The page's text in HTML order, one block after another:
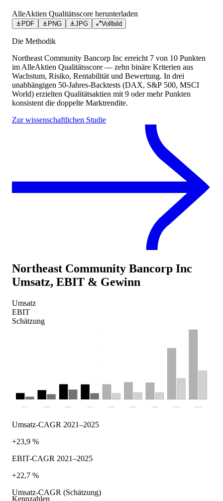
Kennzahlen
AlleAktien Qualitätsscore herunterladen
PDF PNG JPG Vollbild
Die Methodik
Northeast Community Bancorp Inc erreicht 7 von 10 Punkten
im AlleAktien Qualitätsscore — zehn binäre Kriterien aus
Wachstum, Risiko, Rentabilität und Bewertung. In drei
unabhängigen 50-Jahres-Backtests (DAX, S&P 500, MSCI
World) erzielten Qualitätsaktien mit 9 oder mehr Punkten
konsistent die doppelte Marktrendite.
Zur wissenschaftlichen Studie
Northeast Community Bancorp Inc
Umsatz, EBIT & Gewinn
Umsatz
EBIT
Schätzung
2021 2022 2024 2025 2026 e 2027e 2028 e 2029e 2030e
Umsatz-CAGR 2021–2025
+23,9 %
EBIT-CAGR 2021–2025
+22,7 %
Umsatz-CAGR (Schätzung)